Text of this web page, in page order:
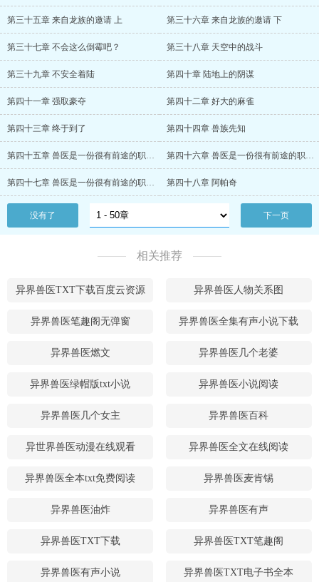
第三十五章 来自龙族的邀请 上 第三十六章 来自龙族的邀请 下
第三十七章 不会这么倒霉吧？ 第三十八章 天空中的战斗
第三十九章 不安全着陆 第四十章 陆地上的阴谋
第四十一章 强取豪夺 第四十二章 好大的麻雀
第四十三章 终于到了 第四十四章 兽族先知
第四十五章 兽医是一份很有前途的职业 上 第四十六章 兽医是一份很有前途的职业 中
第四十七章 兽医是一份很有前途的职业 下 第四十八章 阿帕奇
没有了 下一页
相关推荐
异界兽医TXT下载百度云资源 异界兽医人物关系图
异界兽医笔趣阁无弹窗 异界兽医全集有声小说下载
异界兽医燃文 异界兽医几个老婆
异界兽医绿帽版txt小说 异界兽医小说阅读
异界兽医几个女主 异界兽医百科
异世界兽医动漫在线观看 异界兽医全文在线阅读
异界兽医全本txt免费阅读 异界兽医麦肯锡
异界兽医油炸 异界兽医有声
异界兽医TXT下载 异界兽医TXT笔趣阁
异界兽医有声小说 异界兽医TXT电子书全本